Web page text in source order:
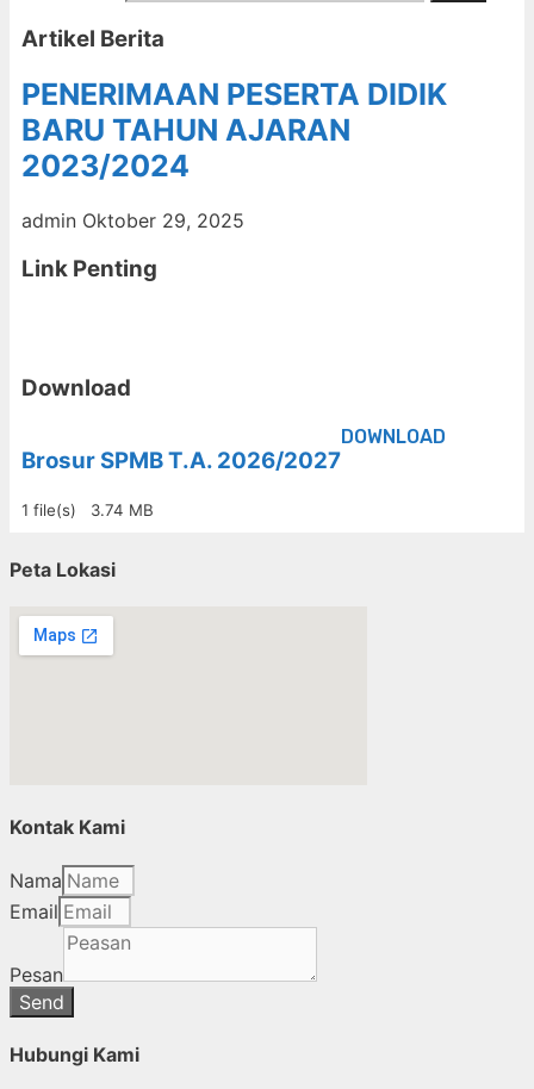
Artikel Berita
PENERIMAAN PESERTA DIDIK
BARU TAHUN AJARAN
2023/2024
admin Oktober 29, 2025
Link Penting
Download
Brosur SPMB T.A. 2026/2027
1 file(s) 3.74 MB
DOWNLOAD
Peta Lokasi
Kontak Kami
Nama
Email
Pesan
Send
Hubungi Kami